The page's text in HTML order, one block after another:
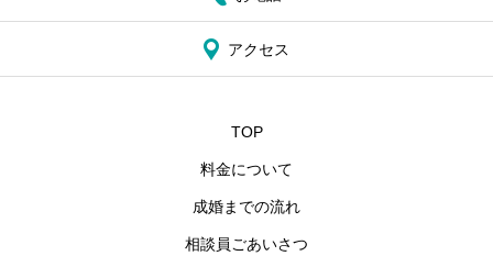
アクセス
TOP
料金について
成婚までの流れ
相談員ごあいさつ